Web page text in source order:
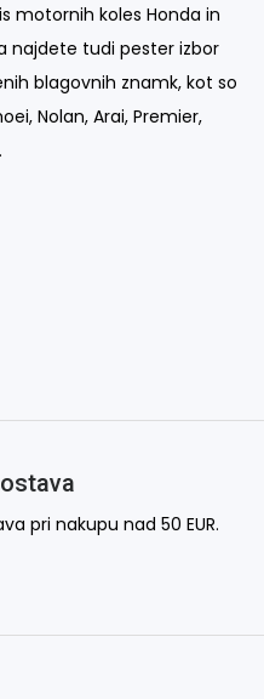
motornih koles Honda in
najdete tudi pester izbor
blagovnih znamk, kot so
Nolan, Arai, Premier,
pri nakupu nad 50 EUR.